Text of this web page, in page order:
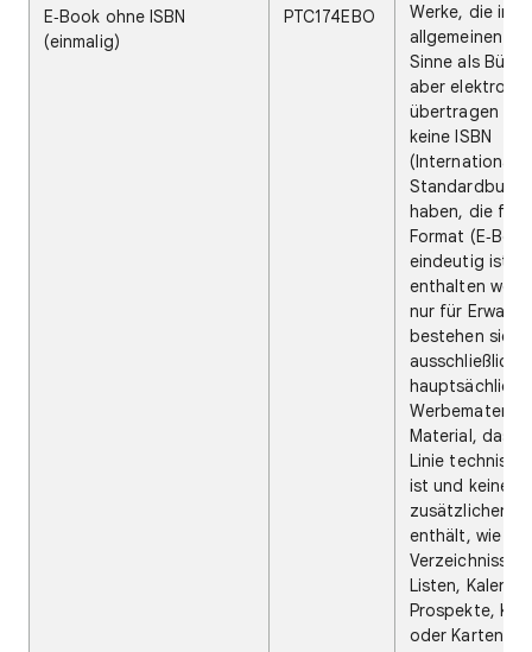
E‑Book ohne ISBN
(einmalig)
PTC174EBO
Werke, die im
allgemeinen
Sinne als
aber
übertragen
keine ISBN
(Internationale
haben, die für
Format
eindeutig ist.
enthalten
nur für
bestehen sie
ausschließlich
hauptsächlich
Werbematerial
Material, das
Linie
ist und keine
zusätzlichen
enthält, wie z.
Verzeichnisse,
Listen,
Prospekte,
oder Karten.